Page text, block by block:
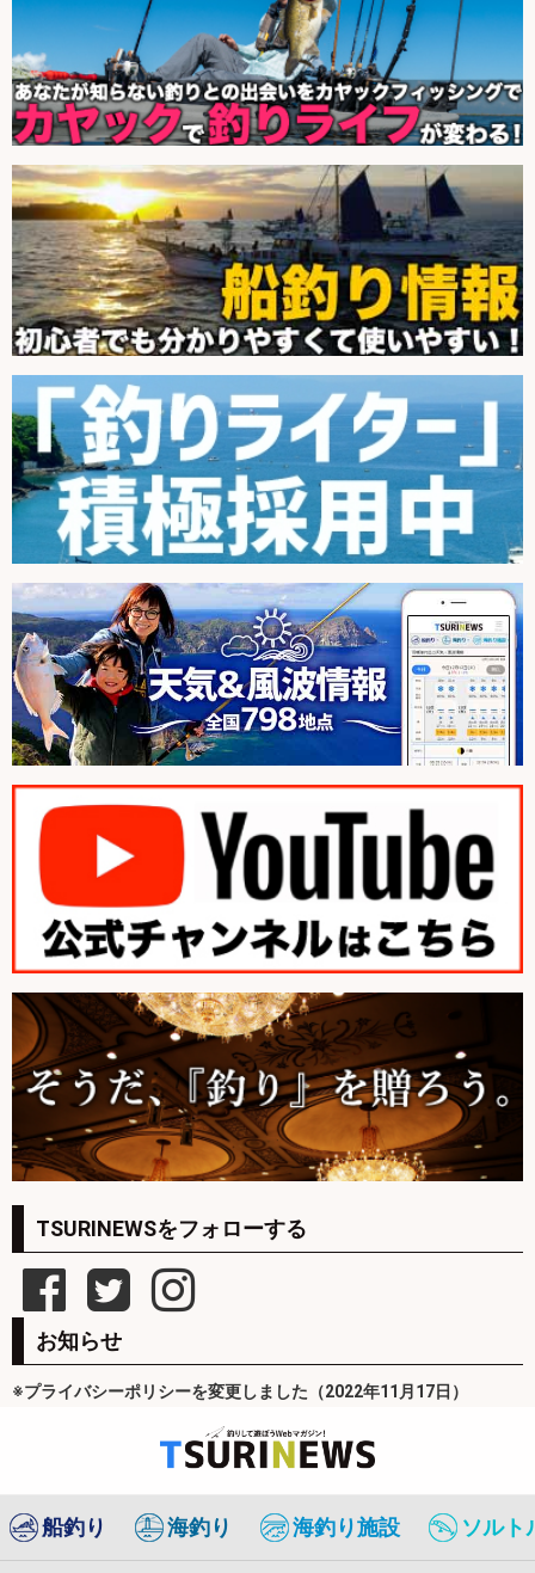
TSURINEWSをフォローする
お知らせ
※プライバシーポリシーを変更しました（2022年11月17日）
船釣り 海釣り 海釣り施設 ソルト